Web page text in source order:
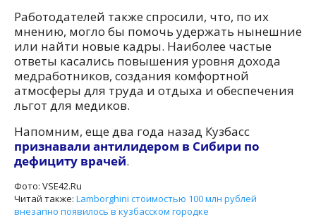
Работодателей также спросили, что, по их
мнению, могло бы помочь удержать нынешние
или найти новые кадры. Наиболее частые
ответы касались повышения уровня дохода
медработников, создания комфортной
атмосферы для труда и отдыха и обеспечения
льгот для медиков.
Напомним, еще два года назад Кузбасс
признавали антилидером в Сибири по
дефициту врачей.
Фото: VSE42.Ru
Читай также: Lamborghini стоимостью 100 млн рублей
внезапно появилось в кузбасском городке